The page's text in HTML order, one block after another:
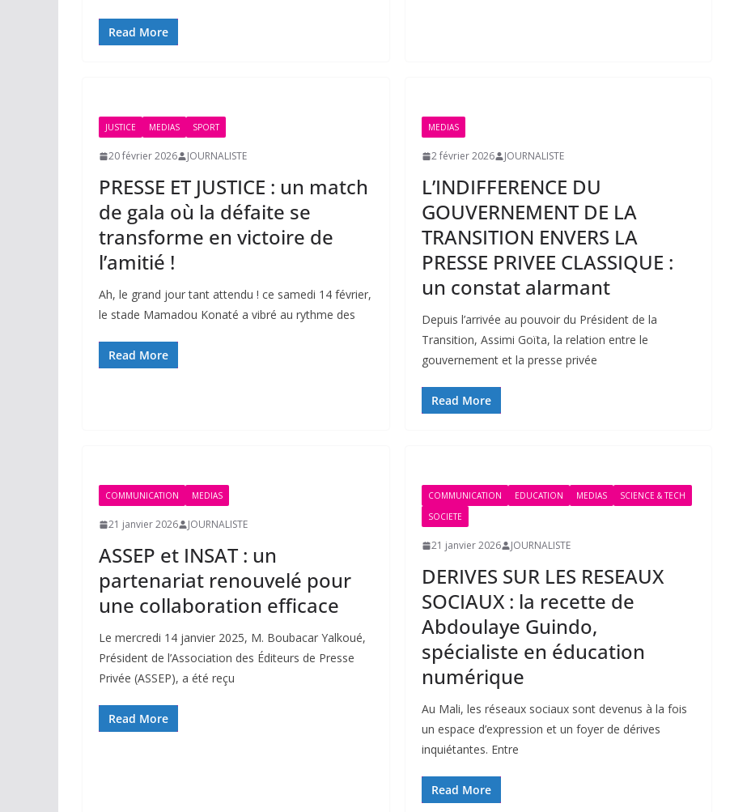
Read More
JUSTICE MEDIAS SPORT
20 février 2026 JOURNALISTE
PRESSE ET JUSTICE : un match
de gala où la défaite se
transforme en victoire de
l’amitié !
Ah, le grand jour tant attendu ! ce samedi 14 février,
le stade Mamadou Konaté a vibré au rythme des
Read More
MEDIAS
2 février 2026 JOURNALISTE
L’INDIFFERENCE DU
GOUVERNEMENT DE LA
TRANSITION ENVERS LA
PRESSE PRIVEE CLASSIQUE :
un constat alarmant
Depuis l’arrivée au pouvoir du Président de la
Transition, Assimi Goïta, la relation entre le
gouvernement et la presse privée
Read More
COMMUNICATION MEDIAS
21 janvier 2026 JOURNALISTE
ASSEP et INSAT : un
partenariat renouvelé pour
une collaboration efficace
Le mercredi 14 janvier 2025, M. Boubacar Yalkoué,
Président de l’Association des Éditeurs de Presse
Privée (ASSEP), a été reçu
Read More
COMMUNICATION EDUCATION MEDIAS
SCIENCE & TECH
SOCIETE
21 janvier 2026 JOURNALISTE
DERIVES SUR LES RESEAUX
SOCIAUX : la recette de
Abdoulaye Guindo,
spécialiste en éducation
numérique
Au Mali, les réseaux sociaux sont devenus à la fois
un espace d’expression et un foyer de dérives
inquiétantes. Entre
Read More